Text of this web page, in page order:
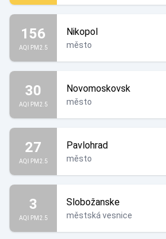
156
AQI PM2.5
Nikopol
město
30
AQI PM2.5
Novomoskovsk
město
27
AQI PM2.5
Pavlohrad
město
3
AQI PM2.5
Slobožanske
městská vesnice